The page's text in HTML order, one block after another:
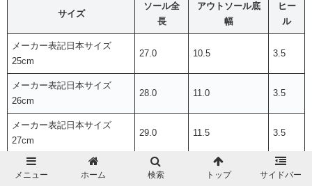
サイズ
ソール全
長
アウトソール底
幅
ヒー
ル
メーカー表記日本サイズ
25cm
27.0 10.5 3.5
メーカー表記日本サイズ
26cm
28.0 11.0 3.5
メーカー表記日本サイズ
27cm
29.0 11.5 3.5
メニュー ホーム 検索 トップ サイドバー